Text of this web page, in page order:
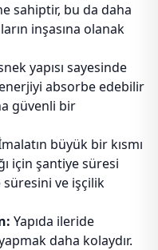
sahiptir, bu da daha
inşasına olanak
yapısı sayesinde
absorbe edebilir
güvenli bir
büyük bir kısmı
için şantiye süresi
süresini ve işçilik
Yapıda ileride
daha kolaydır.